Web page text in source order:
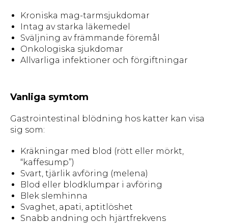
Kroniska mag-tarmsjukdomar
Intag av starka läkemedel
Sväljning av främmande föremål
Onkologiska sjukdomar
Allvarliga infektioner och förgiftningar
Vanliga symtom
Gastrointestinal blödning hos katter kan visa
sig som:
Kräkningar med blod (rött eller mörkt,
“kaffesump”)
Svart, tjärlik avföring (melena)
Blod eller blodklumpar i avföring
Blek slemhinna
Svaghet, apati, aptitlöshet
Snabb andning och hjärtfrekvens